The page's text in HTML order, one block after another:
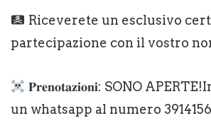
Riceverete un esclusivo
partecipazione con il vostro
𝐏𝐫𝐞𝐧𝐨𝐭𝐚𝐳𝐢𝐨𝐧𝐢: SONO
un whatsapp al numero